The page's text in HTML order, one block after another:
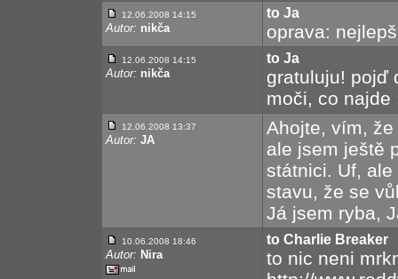
12.06.2008 14:15
Autor: nikča
to Ja
oprava:
12.06.2008 14:15
Autor: nikča
to Ja
gratuluju! pojď
moči, co najde
12.06.2008 13:37
Autor: JA
Ahojte, vím,
ale jsem ještě
státnici. Uf,
stavu, že se
Já jsem ryba,
10.06.2008 18:46
Autor: Nira
to Charlie Breaker
to nic neni